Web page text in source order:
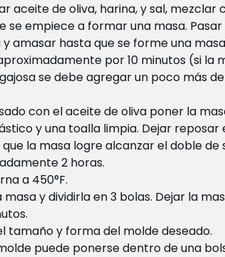
aceite de oliva, harina, y sal, mezclar
se empiece a formar una masa. Pasar
amasar hasta que se forme una masa
por 10 minutos (si la
se debe agregar un poco más de
con el aceite de oliva poner la
y una toalla limpia. Dejar reposar
la masa logre alcanzar el doble de
2 horas.
a 450°F.
y dividirla en 3 bolas. Dejar la
tamaño y forma del molde deseado.
puede ponerse dentro de una